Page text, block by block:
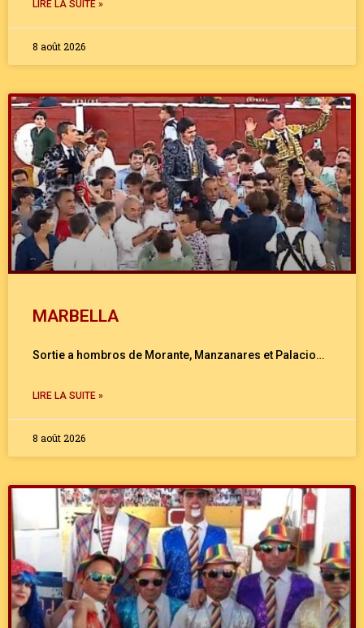
LIRE LA SUITE »
8 août 2026
MARBELLA
Sortie a hombros de Morante, Manzanares et Palacio…
LIRE LA SUITE »
8 août 2026